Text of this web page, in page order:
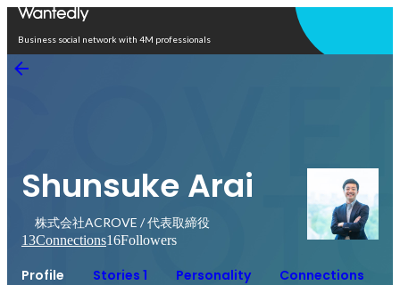
Business social network with 4M professionals
Shunsuke Arai
株式会社ACROVE / 代表取締役
13Connections16Followers
Profile Stories 1 Personality Connections